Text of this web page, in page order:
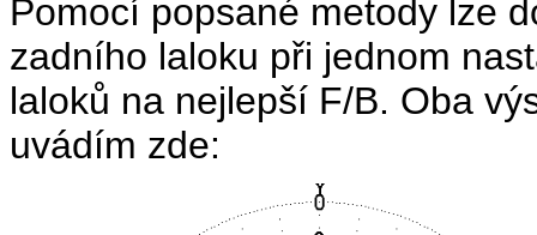
Pomocí popsané metody lze
zadního laloku při jednom
laloků na nejlepší F/B. Oba
uvádím zde: